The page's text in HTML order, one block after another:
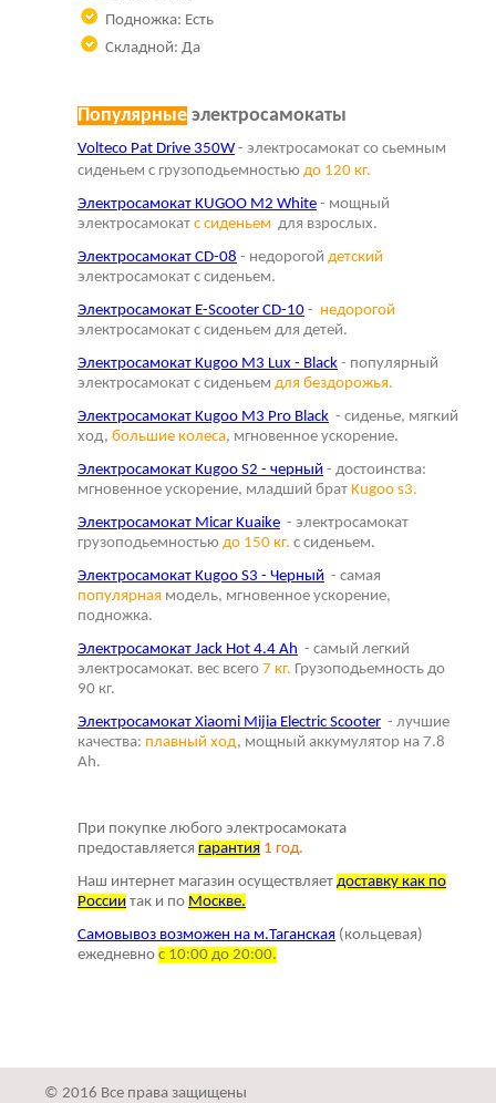
Подножка: Есть
Складной: Да
Популярные электросамокаты
Volteco Pat Drive 350W - электросамокат со сьемным
сиденьем с грузоподьемностью до 120 кг.
Электросамокат KUGOO M2 White - мощный
электросамокат с сиденьем для взрослых.
Электросамокат CD-08 - недорогой детский
электросамокат с сиденьем.
Электросамокат E-Scooter CD-10 - недорогой
электросамокат с сиденьем для детей.
Электросамокат Kugoo M3 Lux - Black - популярный
электросамокат с сиденьем для бездорожья.
Электросамокат Kugoo M3 Pro Black - сиденье, мягкий
ход, большие колеса, мгновенное ускорение.
Электросамокат Kugoo S2 - черный - достоинства:
мгновенное ускорение, младший брат Kugoo s3.
Электросамокат Micar Kuaike - электросамокат
грузоподьемностью до 150 кг. с сиденьем.
Электросамокат Kugoo S3 - Черный - самая
популярная модель, мгновенное ускорение,
подножка.
Электросамокат Jack Hot 4.4 Ah - самый легкий
электросамокат. вес всего 7 кг. Грузоподьемность до
90 кг.
Электросамокат Xiaomi Mijia Electric Scooter - лучшие
качества: плавный ход, мощный аккумулятор на 7.8
Ah.
При покупке любого электросамоката
предоставляется гарантия 1 год.
Наш интернет магазин осуществляет доставку как по
России так и по Москве.
Самовывоз возможен на м.Таганская (кольцевая)
ежедневно с 10:00 до 20:00.
© 2016 Все права защищены